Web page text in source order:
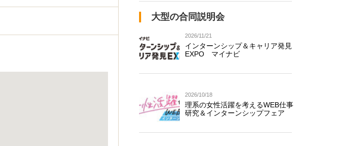
大型の合同説明会
2026/11/21
インターンシップ＆キャリア発見
EXPO マイナビ
2026/10/18
理系の女性活躍を考えるWEB仕事
研究＆インターンシップフェア